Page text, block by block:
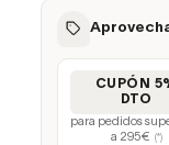
CUPÓN
DTO
para pedidos
a 295€
(*)